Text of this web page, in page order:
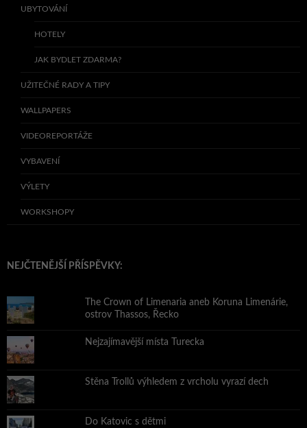
UBYTOVÁNÍ
HOTELY
JAK BYDLET ZDARMA?
UŽITEČNÉ RADY A TIPY
WALLPAPERS
VIDEOREPORTÁŽE
VYBAVENÍ
VÝLETY
WORKSHOPY
NEJČTENĚJŠÍ PŘÍSPĚVKY:
The Crown of Limenaria aneb Koruna Limenárie,
ostrov Thassos, Řecko
Nejzajímavější místa Turecka
Stěna Trollů výhledem z vrcholu vyrazí dech
Do Katovic s dětmi